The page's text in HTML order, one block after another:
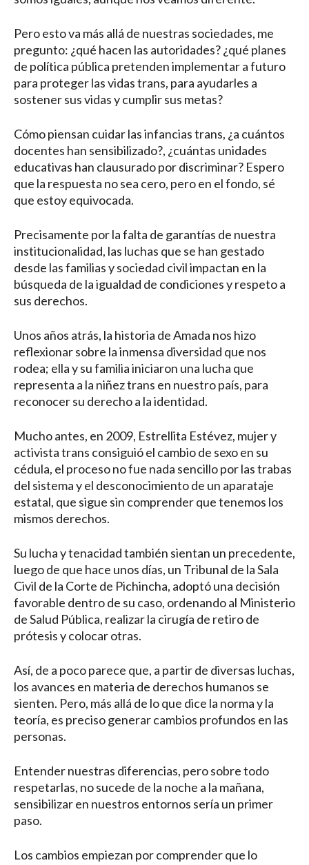
Pero esto va más allá de nuestras sociedades, me
pregunto: ¿qué hacen las autoridades? ¿qué planes
de política pública pretenden implementar a futuro
para proteger las vidas trans, para ayudarles a
sostener sus vidas y cumplir sus metas?
Cómo piensan cuidar las infancias trans, ¿a cuántos
docentes han sensibilizado?, ¿cuántas unidades
educativas han clausurado por discriminar? Espero
que la respuesta no sea cero, pero en el fondo, sé
que estoy equivocada.
Precisamente por la falta de garantías de nuestra
institucionalidad, las luchas que se han gestado
desde las familias y sociedad civil impactan en la
búsqueda de la igualdad de condiciones y respeto a
sus derechos.
Unos años atrás, la historia de Amada nos hizo
reflexionar sobre la inmensa diversidad que nos
rodea; ella y su familia iniciaron una lucha que
representa a la niñez trans en nuestro país, para
reconocer su derecho a la identidad.
Mucho antes, en 2009, Estrellita Estévez, mujer y
activista trans consiguió el cambio de sexo en su
cédula, el proceso no fue nada sencillo por las trabas
del sistema y el desconocimiento de un aparataje
estatal, que sigue sin comprender que tenemos los
mismos derechos.
Su lucha y tenacidad también sientan un precedente,
luego de que hace unos días, un Tribunal de la Sala
Civil de la Corte de Pichincha, adoptó una decisión
favorable dentro de su caso, ordenando al Ministerio
de Salud Pública, realizar la cirugía de retiro de
prótesis y colocar otras.
Así, de a poco parece que, a partir de diversas luchas,
los avances en materia de derechos humanos se
sienten. Pero, más allá de lo que dice la norma y la
teoría, es preciso generar cambios profundos en las
personas.
Entender nuestras diferencias, pero sobre todo
respetarlas, no sucede de la noche a la mañana,
sensibilizar en nuestros entornos sería un primer
paso.
Los cambios empiezan por comprender que lo